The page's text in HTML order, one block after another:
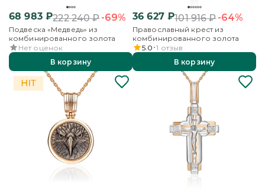
68 983₽222 240₽-69%
Подвеска «Медведь» из
комбинированного золота
Нет оценок
В корзину
36 627₽101 916₽-64%
Православный крест из
комбинированного золота
5.0 1 отзыв
В корзину